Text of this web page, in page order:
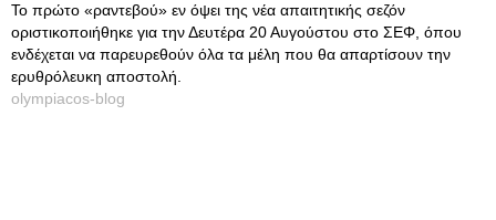
Το πρώτο «ραντεβού» εν όψει της νέα απαιτητικής σεζόν
οριστικοποιήθηκε για την Δευτέρα 20 Αυγούστου στο ΣΕΦ, όπου
ενδέχεται να παρευρεθούν όλα τα μέλη που θα απαρτίσουν την
ερυθρόλευκη αποστολή.
olympiacos-blog